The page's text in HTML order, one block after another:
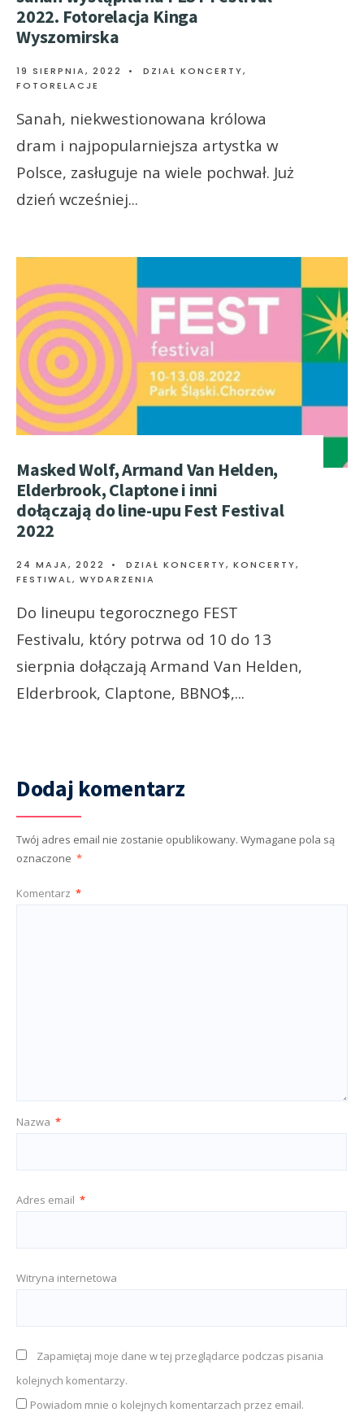
2022. Fotorelacja Kinga
Wyszomirska
19 SIERPNIA, 2022 • DZIAŁ KONCERTY,
FOTORELACJE
Sanah, niekwestionowana królowa
dram i najpopularniejsza artystka w
Polsce, zasługuje na wiele pochwał. Już
dzień wcześniej...
Masked Wolf, Armand Van Helden,
Elderbrook, Claptone i inni
dołączają do line-upu Fest Festival
2022
24 MAJA, 2022 • DZIAŁ KONCERTY, KONCERTY,
FESTIWAL, WYDARZENIA
Do lineupu tegorocznego FEST
Festivalu, który potrwa od 10 do 13
sierpnia dołączają Armand Van Helden,
Elderbrook, Claptone, BBNO$,...
Dodaj komentarz
Twój adres email nie zostanie opublikowany. Wymagane pola są
oznaczone *
Komentarz *
Nazwa *
Adres email *
Witryna internetowa
Zapamiętaj moje dane w tej przeglądarce podczas pisania
kolejnych komentarzy.
Powiadom mnie o kolejnych komentarzach przez email.